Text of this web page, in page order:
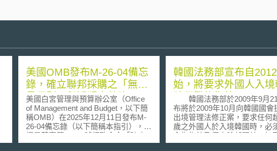
美國OMB發布M-26-04備忘
錄，確立聯邦採購之「無偏
見原則」與透明度義務
美國白宮管理與預算辦公室（Office
of Management and Budget，以下簡
稱OMB）在2025年12月11日發布M-
26-04備忘錄（以下簡稱本指引），目
標是落實第14319號行政命令「防止
聯邦政府中的覺醒AI」（Preventing
韓國法務部宣布自
始，將要求外國人入
時須登錄指紋
韓國法務部於2009年9月
布將於2009年10月向韓國國會
出境管理法修正案，要求任何
歲之外國人於入境韓國時，必
食指指紋及個人臉部照片；如
供，則不許其入境。而如該外